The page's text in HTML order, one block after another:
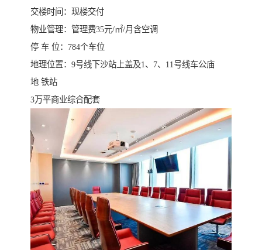
交楼时间：现楼交付
物业管理：管理费35元/㎡/月含空调
停 车 位：784个车位
地理位置：9号线下沙站上盖及1、7、11号线车公庙
地 铁站
3万平商业综合配套